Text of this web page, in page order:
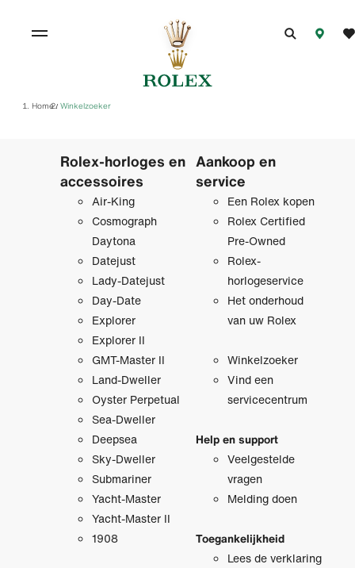
Home/ Winkelzoeker
Rolex-horloges en
accessoires
Air-King
Cosmograph
Daytona
Datejust
Lady-Datejust
Day-Date
Explorer
Explorer II
GMT-Master II
Land-Dweller
Oyster Perpetual
Sea-Dweller
Deepsea
Sky-Dweller
Submariner
Yacht-Master
Yacht-Master II
1908
Aankoop en
service
Een Rolex kopen
Rolex Certified
Pre‑Owned
Rolex-
horlogeservice
Het onderhoud
van uw Rolex
Winkelzoeker
Vind een
servicecentrum
Help en support
Veelgestelde
vragen
Melding doen
Toegankelijkheid
Lees de verklaring